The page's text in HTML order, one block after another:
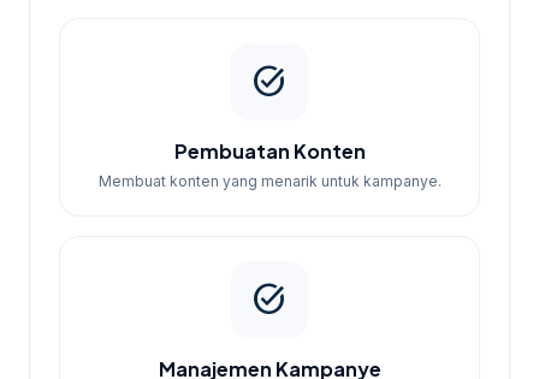
task_alt
Pembuatan Konten
Membuat konten yang menarik untuk kampanye.
task_alt
Manajemen Kampanye